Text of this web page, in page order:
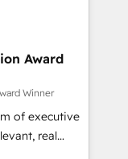
to
in
and
value and
Award
Winner
of executive
real
"Blue